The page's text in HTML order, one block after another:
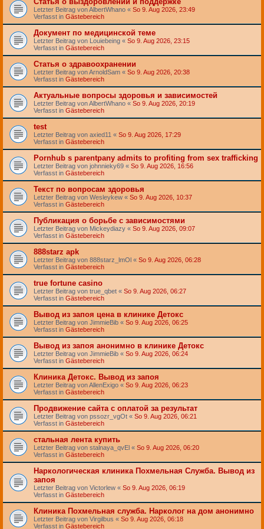
Letzter Beitrag vonAlbertWhano « So 9. Aug 2026, 23:49
Verfasst in Gästebereich
Документ по медицинской теме
Letzter Beitrag von Louiebeing « So 9. Aug 2026, 23:15
Verfasst in Gästebereich
Статья о здравоохранении
Letzter Beitrag vonArnoldSam « So 9. Aug 2026, 20:38
Verfasst in Gästebereich
Актуальные вопросы здоровья и зависимостей
Letzter Beitrag vonAlbertWhano « So 9. Aug 2026, 20:19
Verfasst in Gästebereich
test
Letzter Beitrag von axied11 « So 9. Aug 2026, 17:29
Verfasst in Gästebereich
Pornhub s parentpany admits to profiting from sex trafficking
Letzter Beitrag von johnnieky69 « So 9. Aug 2026, 16:56
Verfasst in Gästebereich
Текст по вопросам здоровья
Letzter Beitrag von Wesleykew « So 9. Aug 2026, 10:37
Verfasst in Gästebereich
Публикация о борьбе с зависимостями
Letzter Beitrag von Mickeydiazy « So 9. Aug 2026, 09:07
Verfasst in Gästebereich
888starz apk
Letzter Beitrag von 888starz_lmOl « So 9. Aug 2026, 06:28
Verfasst in Gästebereich
true fortune casino
Letzter Beitrag von true_qbet « So 9. Aug 2026, 06:27
Verfasst in Gästebereich
Вывод из запоя цена в клинике Детокс
Letzter Beitrag von JimmieBib « So 9. Aug 2026, 06:25
Verfasst in Gästebereich
Вывод из запоя анонимно в клинике Детокс
Letzter Beitrag von JimmieBib « So 9. Aug 2026, 06:24
Verfasst in Gästebereich
Клиника Детокс. Вывод из запоя
Letzter Beitrag vonAllenExigo « So 9. Aug 2026, 06:23
Verfasst in Gästebereich
Продвижение сайта с оплатой за результат
Letzter Beitrag von pssozr_vgOt « So 9. Aug 2026, 06:21
Verfasst in Gästebereich
стальная лента купить
Letzter Beitrag von stalnaya_qvEl « So 9. Aug 2026, 06:20
Verfasst in Gästebereich
Наркологическая клиника Похмельная Служба. Вывод из
запоя
Letzter Beitrag von Victorlew « So 9. Aug 2026, 06:19
Verfasst in Gästebereich
Клиника Похмельная служба. Нарколог на дом анонимно
Letzter Beitrag von Virgilbus « So 9. Aug 2026, 06:18
Verfasst in Gästebereich